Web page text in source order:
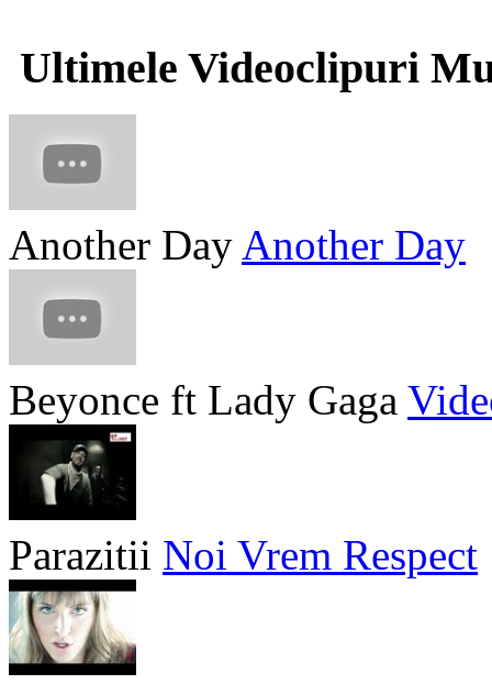
Ultimele Videoclipuri
Another Day Another Day
Beyonce ft Lady Gaga
Parazitii Noi Vrem Respect